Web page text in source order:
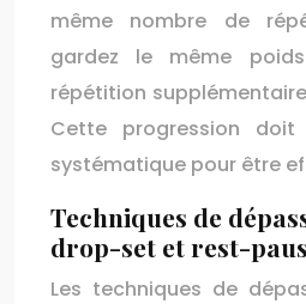
même nombre de
gardez le même
répétition
Cette progression
systématique pour être
Techniques de
drop-set et rest-
Les techniques de